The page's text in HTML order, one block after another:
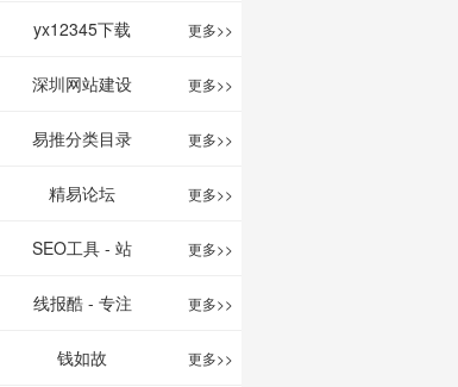
务。你可以记
录想看、在看
和看过的电影
电视剧，顺便
打分、写影
评。根据你的
yx12345下载
站
更多>>
深圳网站建设 更多>>
易推分类目录
网
更多>>
精易论坛 更多>>
SEO工具 - 站
长之家
更多>>
线报酷 - 专注
线报活动
更多>>
钱如故 更多>>